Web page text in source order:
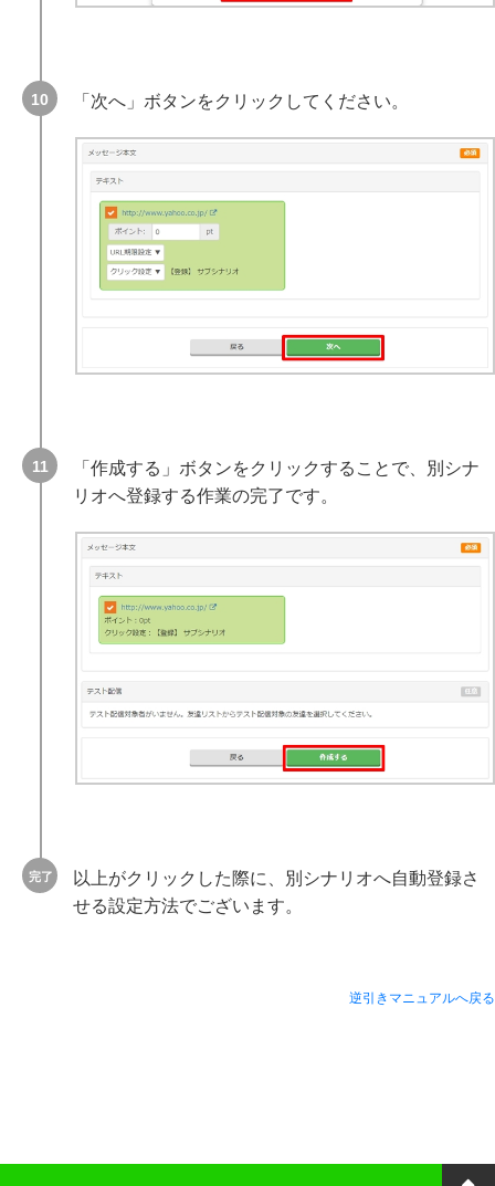
「次へ」ボタンをクリックしてください。
「作成する」ボタンをクリックすることで、別シナ
リオへ登録する作業の完了です。
以上がクリックした際に、別シナリオへ自動登録さ
せる設定方法でございます。
逆引きマニュアルへ戻る